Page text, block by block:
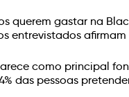
gastar na
entrevistados
como principal
das pessoas